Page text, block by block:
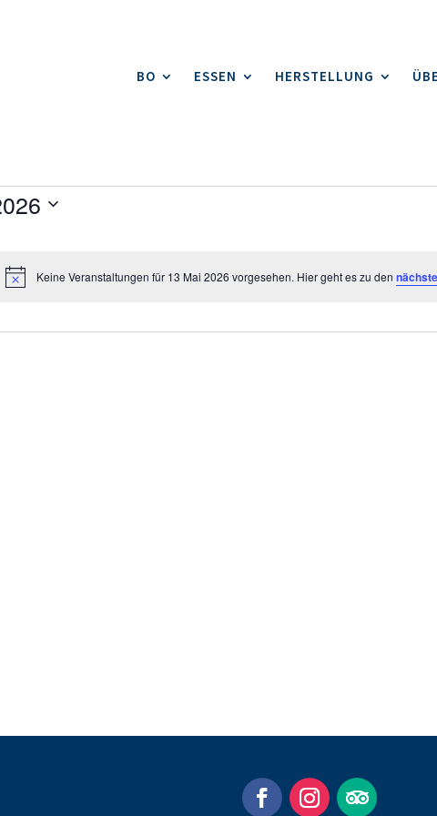
BO ESSEN HERSTELLUNG
Hinweis
Keine Veranstaltungen für 13 Mai 2026 vorgesehen. Hier geht es zu den